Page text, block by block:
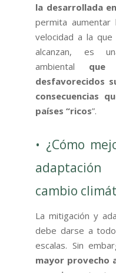
la desarrollada
permita
velocidad a la
alcanzan, es
ambiental que
desfavorecidos
consecuencias
países “ricos”.
• ¿Cómo
cambio
La mitigación y
debe darse a
escalas. Sin
mayor provecho